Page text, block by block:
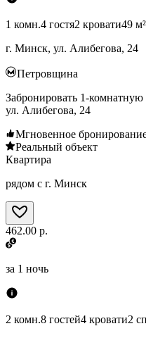
1 комн.4 гостя2 кровати49 м²
г. Минск, ул. Алибегова, 24
Петровщина
Забронировать 1-
ул. Алибегова, 24
Мгновенное
Реальный объект
Квартира
рядом с г. Минск
462.00 р.
за 1 ночь
2 комн.8 гостей4 кровати2